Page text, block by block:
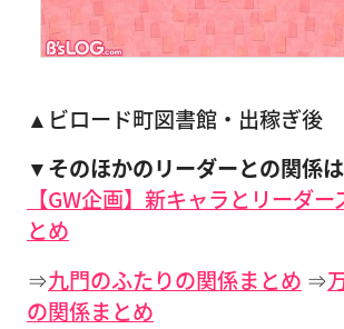
▲ビロード町図書館・出稼ぎ後
▼そのほかのリーダーとの関係
【GW企画】新キャラとリーダ
とめ
⇒九門のふたりの関係まとめ ⇒
の関係まとめ